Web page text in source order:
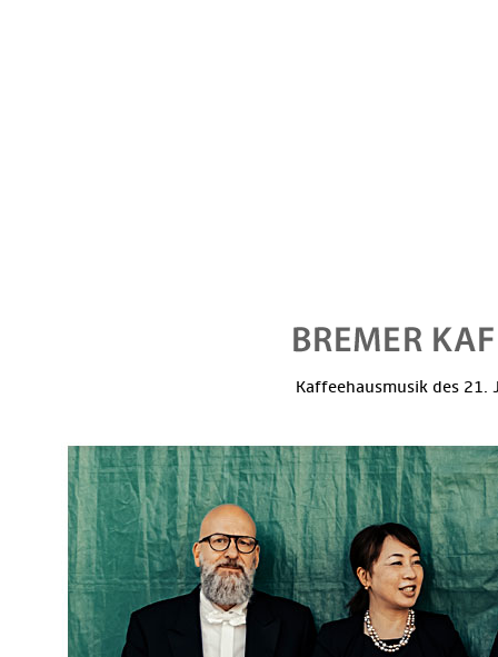
Kaffeehausmusik des 21.